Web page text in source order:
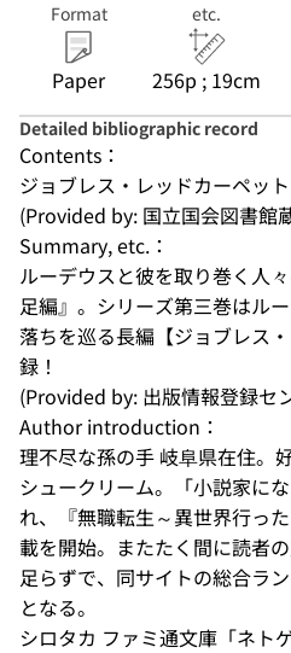
Format
Paper
etc.
256p ; 19cm
Detailed bibliographic record
Contents：
ジョブレス・レッドカーペット
(Provided by: 国立国会図書館
Summary, etc.：
ルーデウスと彼を取り巻く人
足編』。シリーズ第三巻はル
落ちを巡る長編【ジョブレス
録！
(Provided by: 出版情報登録セ
Author introduction：
理不尽な孫の手 岐阜県在住。
シュークリーム。「小説家に
れ、『無職転生～異世界行っ
載を開始。またたく間に読者
足らずで、同サイトの総合ラ
となる。
シロタカ ファミ通文庫「ネト